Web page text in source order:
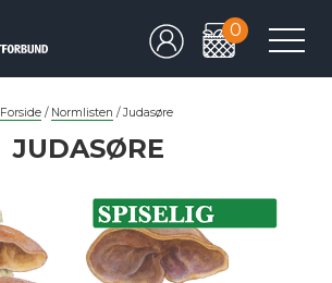
0
Forside / Normlisten / Judasøre
JUDASØRE